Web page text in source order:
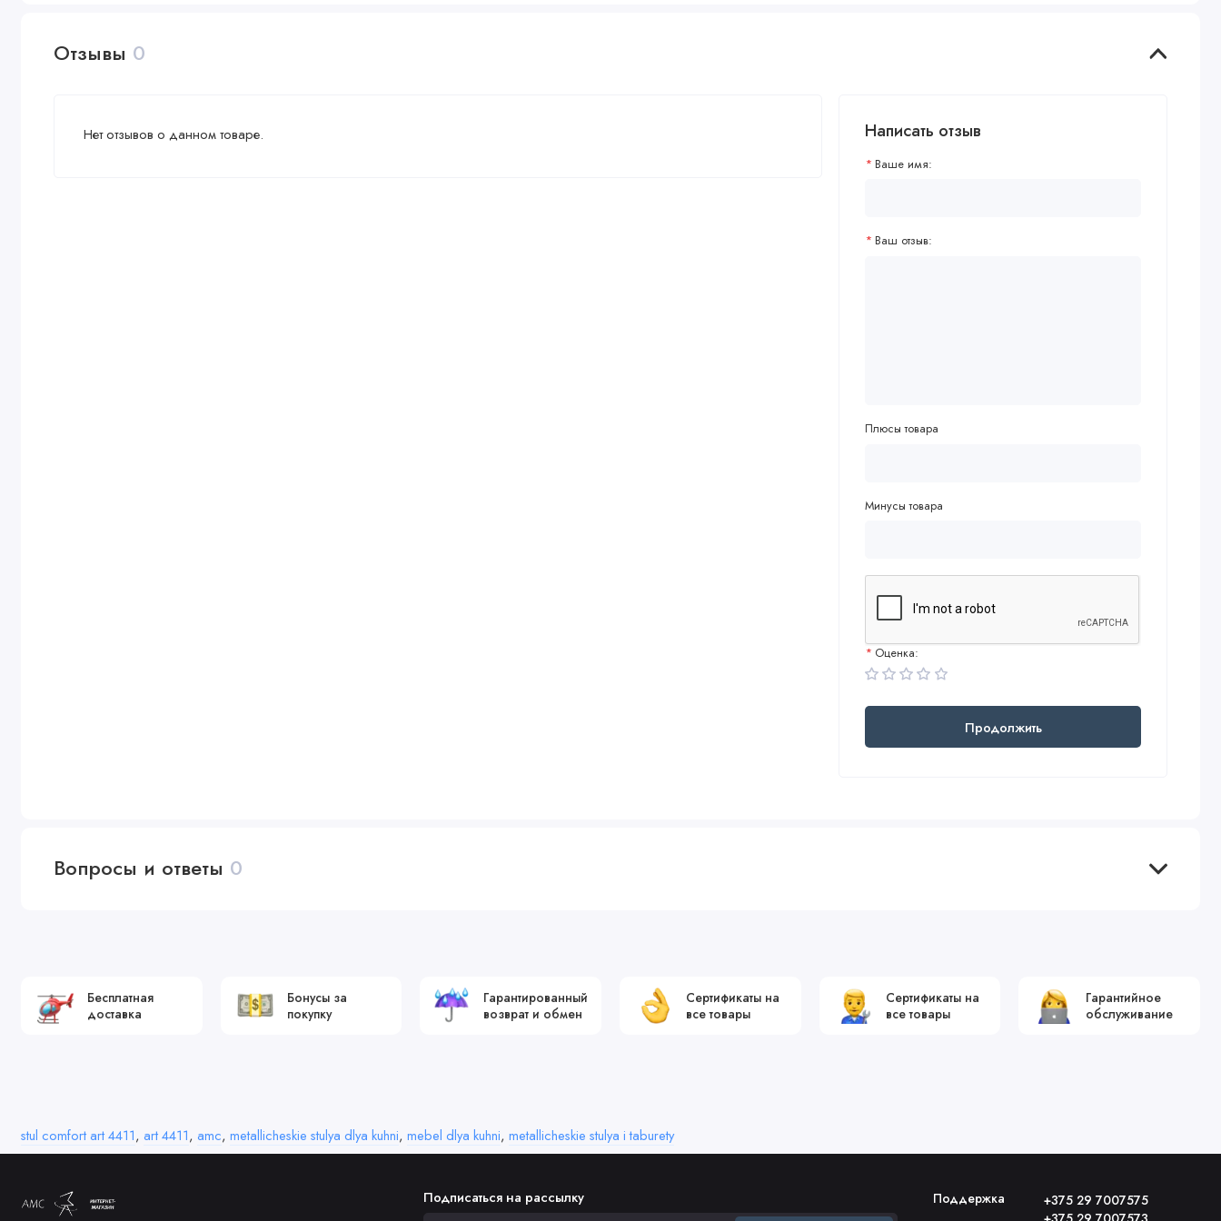
Отзывы 0
Нет отзывов о данном товаре. Написать отзыв
Ваше имя:
Ваш отзыв:
Плюсы товара
Минусы товара
Оценка:
Продолжить
Вопросы и ответы 0
Бесплатная
доставка
Бонусы за
покупку
Гарантированный
возврат и обмен
Сертификаты на
все товары
Сертификаты на
все товары
Гарантийное
обслуживание
stul comfort art 4411, art 4411, amc, metallicheskie stulya dlya kuhni, mebel dlya kuhni, metallicheskie stulya i taburety
Подписаться на рассылку Поддержка
+375 29 7007575